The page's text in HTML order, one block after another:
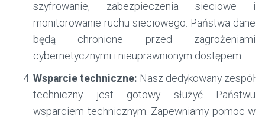
szyfrowanie, zabezpieczenia sieciowe i
monitorowanie ruchu sieciowego. Państwa dane
będą chronione przed zagrożeniami
cybernetycznymi i nieuprawnionym dostępem.
Wsparcie techniczne: Nasz dedykowany zespół
techniczny jest gotowy służyć Państwu
wsparciem technicznym. Zapewniamy pomoc w